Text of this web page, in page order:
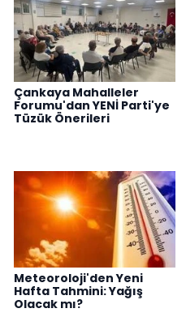
Çankaya Mahalleler
Forumu'dan YENİ Parti'ye
Tüzük Önerileri
Meteoroloji'den Yeni
Hafta Tahmini: Yağış
Olacak mı?